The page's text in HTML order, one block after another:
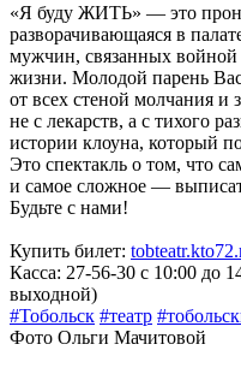
«Я буду ЖИТЬ» — это
разворачивающаяся в
мужчин, связанных войной
жизни. Молодой парень
от всех стеной молчания и
не с лекарств, а с тихого
истории клоуна, который
Это спектакль о том, что
и самое сложное —
Будьте с нами!
Купить билет:
Касса: 27-56-30 с 10:00 до
выходной)
#Тобольск #театр
Фото Ольги Мачитовой